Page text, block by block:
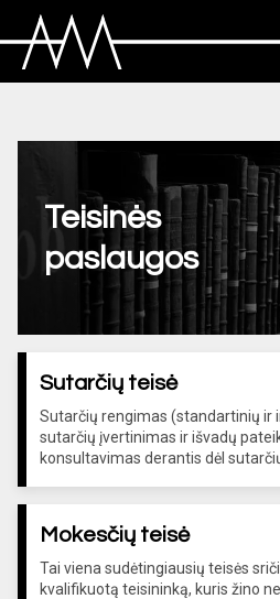
Teisinės
paslaugos
Sutarčių teisė
Sutarčių rengimas (standartinių ir
sutarčių įvertinimas ir išvadų
konsultavimas derantis dėl
Mokesčių teisė
Tai viena sudėtingiausių teisės
kvalifikuotą teisininką, kuris žino